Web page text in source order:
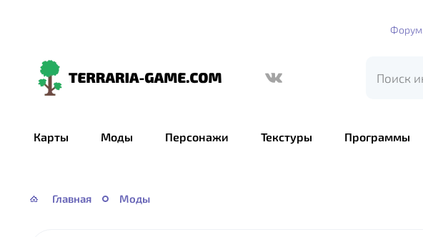
Форум
Terraria-
Карты Моды Персонажи Текстуры Программы
Главная Моды